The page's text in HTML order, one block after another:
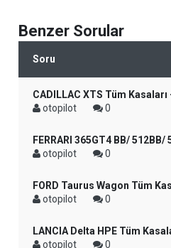
Benzer Sorular
Soru
CADILLAC XTS Tüm
otopilot
0
FERRARI 365GT4 BB/
otopilot
0
FORD Taurus Wagon Tüm
otopilot
0
LANCIA Delta HPE Tüm
otopilot
0